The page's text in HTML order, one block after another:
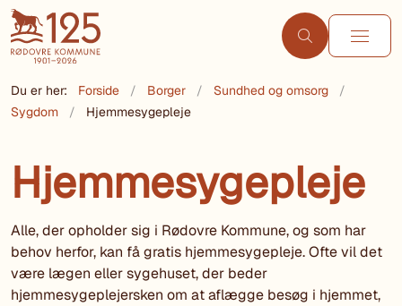
Du er her: Forside Borger
Sundhed og omsorg
Sygdom
Hjemmesygepleje
Hjemmesygepleje
Alle, der opholder sig i Rødovre Kommune, og som har
behov herfor, kan få gratis hjemmesygepleje. Ofte vil det
være lægen eller sygehuset, der beder
hjemmesygeplejersken om at aflægge besøg i hjemmet,